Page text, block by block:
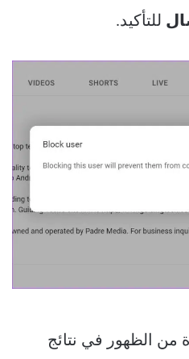
للتأكيد.
من الظهور في نتائج